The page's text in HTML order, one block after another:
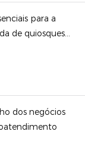
para a
de quiosques
dos negócios